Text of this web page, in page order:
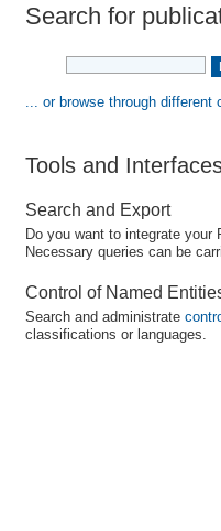
Search for
... or browse through different
Tools and
Search and Export
Do you want to integrate
Necessary queries can be
Control of Named
Search and administrate
classifications or languages.